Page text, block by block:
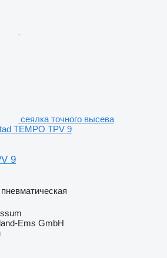
сеялка точного высева
TEMPO TPV 9
9
Ems GmbH